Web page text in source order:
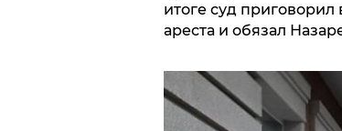
итоге суд
ареста и обязал